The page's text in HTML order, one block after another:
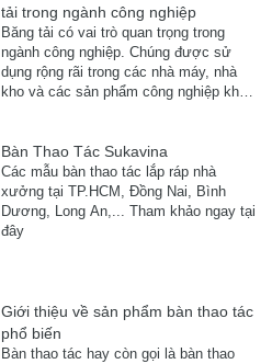
tải trong ngành công nghiệp
Băng tải có vai trò quan trọng trong
ngành công nghiệp. Chúng được sử
dụng rộng rãi trong các nhà máy, nhà
kho và các sản phẩm công nghiệp khác
Bàn Thao Tác Sukavina
Các mẫu bàn thao tác lắp ráp nhà
xưởng tại TP.HCM, Đồng Nai, Bình
Dương, Long An,... Tham khảo ngay tại
đây
Giới thiệu về sản phẩm bàn thao tác
phổ biến
Bàn thao tác hay còn gọi là bàn thao